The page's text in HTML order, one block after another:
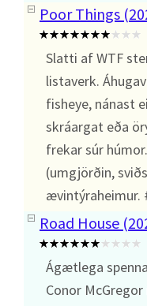
Poor Things
Slatti af WTF
listaverk.
fisheye, nánast
skráargat eða
frekar súr
(umgjörðin,
ævintýraheimur.
Road House
Ágætlega
Conor